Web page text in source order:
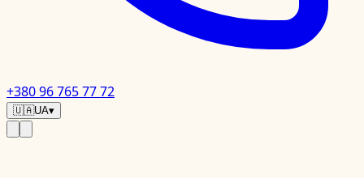
+380 96 765 77 72
🇺🇦UA▾